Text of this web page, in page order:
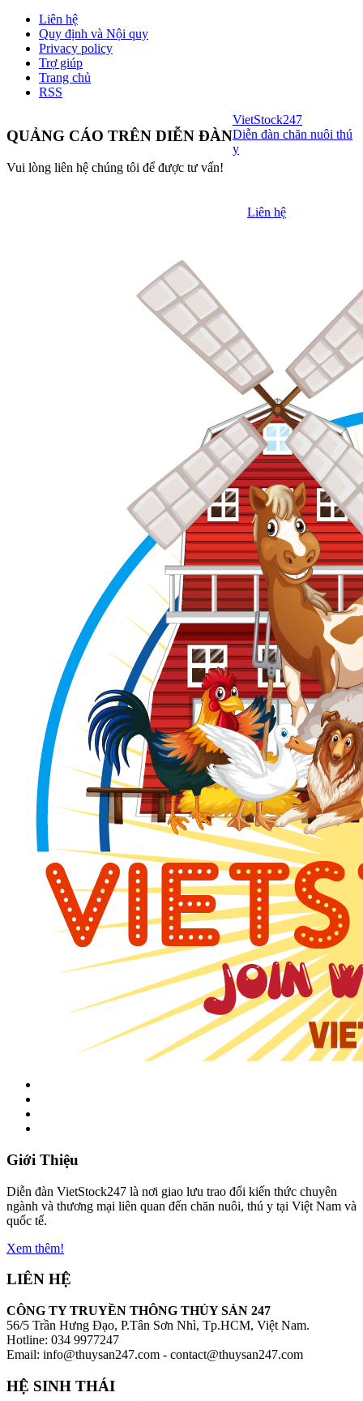
Liên hệ
Quy định và Nội quy
Privacy policy
Trợ giúp
Trang chủ
RSS
QUẢNG CÁO TRÊN DIỄN ĐÀN
Vui lòng liên hệ chúng tôi để được tư vấn!
Liên hệ
VietStock247
Diễn đàn chăn nuôi thú
y
Giới Thiệu
Diễn đàn VietStock247 là nơi giao lưu trao đổi kiến thức chuyên
ngành và thương mại liên quan đến chăn nuôi, thú y tại Việt Nam và
quốc tế.
Xem thêm!
LIÊN HỆ
CÔNG TY TRUYỀN THÔNG THỦY SẢN 247
56/5 Trần Hưng Đạo, P.Tân Sơn Nhì, Tp.HCM, Việt Nam.
Hotline: 034 9977247
Email: info@thuysan247.com - contact@thuysan247.com
HỆ SINH THÁI